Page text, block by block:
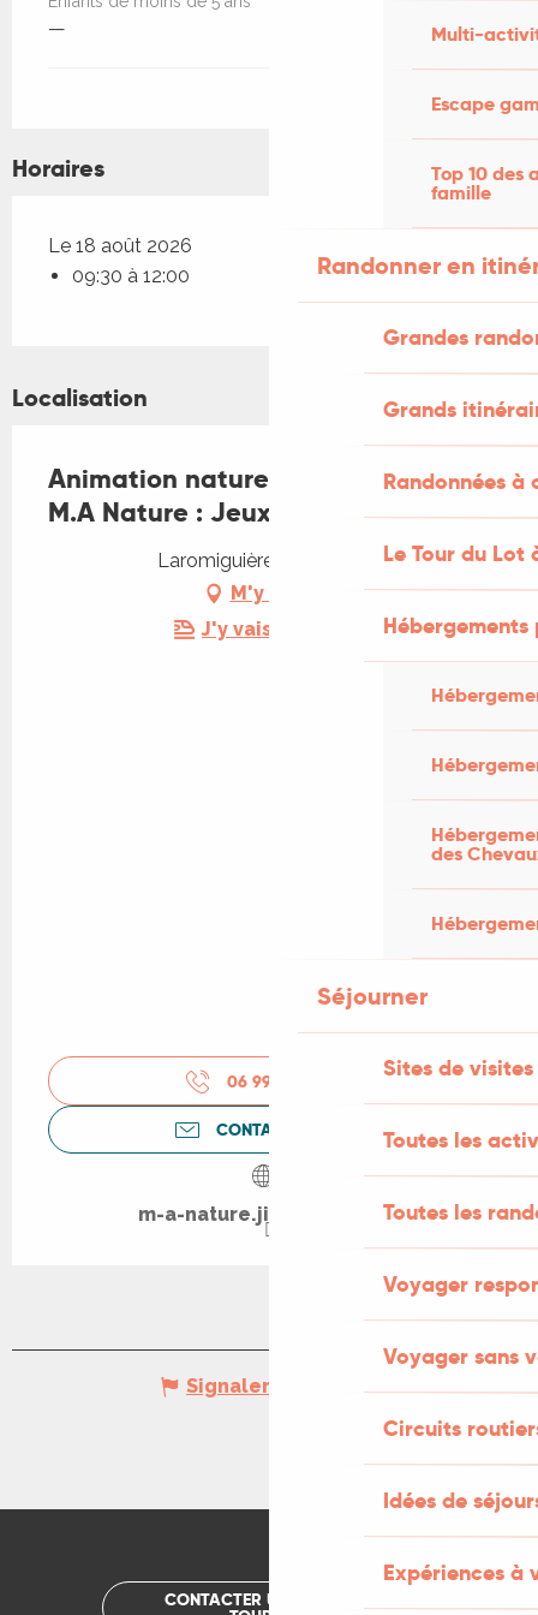
Multi-
Escape
Top 10 des
famille
Randonner en
Grandes
Grands
Randonnées
Le Tour du Lot
des
Séjourner
Sites de visites
Toutes les
Toutes les
Voyager
Voyager sans
Circuits
Idées de
Expériences à
—
Horaires
Le 18 août 2026
09:30 à 12:00
Localisation
Animation nature en famille avec
M.A Nature : Jeux Nature
Laromiguière, 46170 Pern
M'y rendre
J'y vais en train !
06 99 08 95
CONTACTEZ-NOUS
m-a-nature.jimdosite.com
Signaler une erreur
CONTACTER UN OFFICE DE